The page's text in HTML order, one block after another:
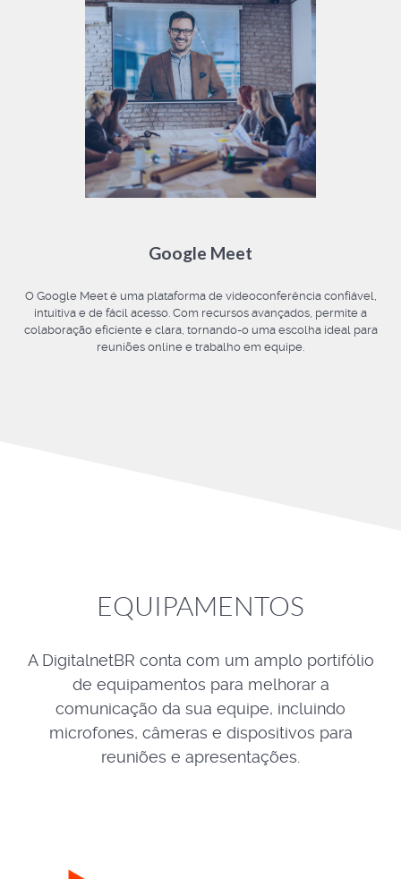
Google Meet
O Google Meet é uma plataforma de videoconferência confiável,
intuitiva e de fácil acesso. Com recursos avançados, permite a
colaboração eficiente e clara, tornando-o uma escolha ideal para
reuniões online e trabalho em equipe.
EQUIPAMENTOS
A DigitalnetBR conta com um amplo portifólio
de equipamentos para melhorar a
comunicação da sua equipe, incluindo
microfones, câmeras e dispositivos para
reuniões e apresentações.